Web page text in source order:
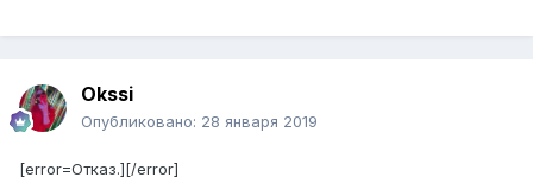
Okssi
Опубликовано: 28 января 2019
[error=Отказ.][/error]